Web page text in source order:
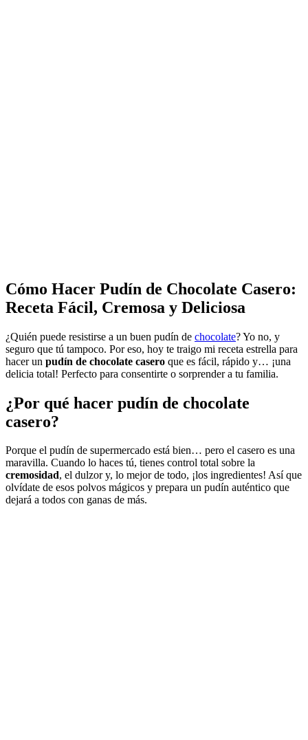
Cómo Hacer Pudín de Chocolate Casero:
Receta Fácil, Cremosa y Deliciosa
¿Quién puede resistirse a un buen pudín de chocolate? Yo no, y
seguro que tú tampoco. Por eso, hoy te traigo mi receta estrella para
hacer un pudín de chocolate casero que es fácil, rápido y… ¡una
delicia total! Perfecto para consentirte o sorprender a tu familia.
¿Por qué hacer pudín de chocolate
casero?
Porque el pudín de supermercado está bien… pero el casero es una
maravilla. Cuando lo haces tú, tienes control total sobre la
cremosidad, el dulzor y, lo mejor de todo, ¡los ingredientes! Así que
olvídate de esos polvos mágicos y prepara un pudín auténtico que
dejará a todos con ganas de más.